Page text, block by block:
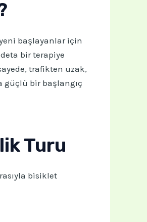
başlayanlar için
bir terapiye
trafikten uzak,
güçlü bir başlangıç
Turu
bisiklet